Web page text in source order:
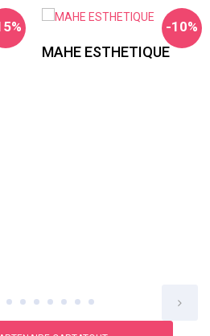
-10%
MAHE ESTHETIQUE